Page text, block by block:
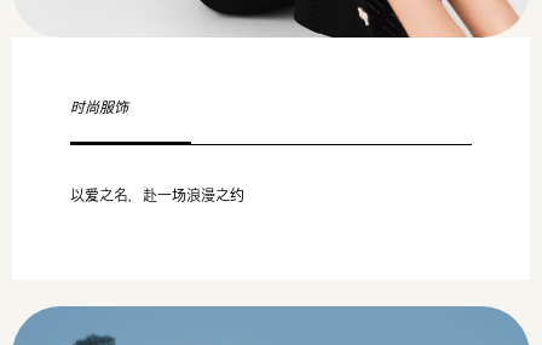
时尚服饰
以爱之名，赴一场浪漫之约